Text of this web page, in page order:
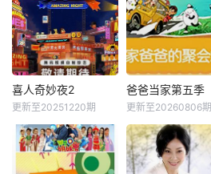
喜人奇妙夜2
更新至20251220期
爸爸当家第五季
更新至20260806期